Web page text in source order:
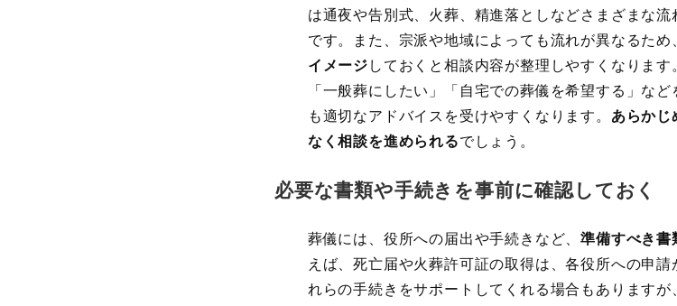
は通夜や告別式、火葬、精進落としなどさまざまな
です。また、宗派や地域によっても流れが異なるため
イメージ しておくと相談内容が整理しやすくなります
「一般葬にしたい」「自宅での葬儀を希望する」な
も適切なアドバイスを受けやすくなります。 あらかじ
なく相談を進められるでしょう。
必要な書類や手続きを事前に確認しておく
葬儀には、役所への届出や手続きなど、準備すべき書
えば、死亡届や火葬許可証の取得は、各役所への申
れらの手続きをサポートしてくれる場合もあります